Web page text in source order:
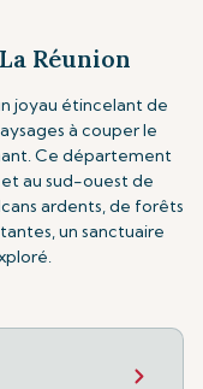
Réunion
joyau étincelant de
à couper le
Ce département
au sud-ouest de
ardents, de forêts
un sanctuaire